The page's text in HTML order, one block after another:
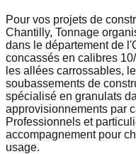
Pour vos projets de
Chantilly, Tonnage
dans le département de
concassés en calibres
les allées carrossables,
soubassements de
spécialisé en granulats
approvisionnements par
Professionnels et
accompagnement pour
usage.